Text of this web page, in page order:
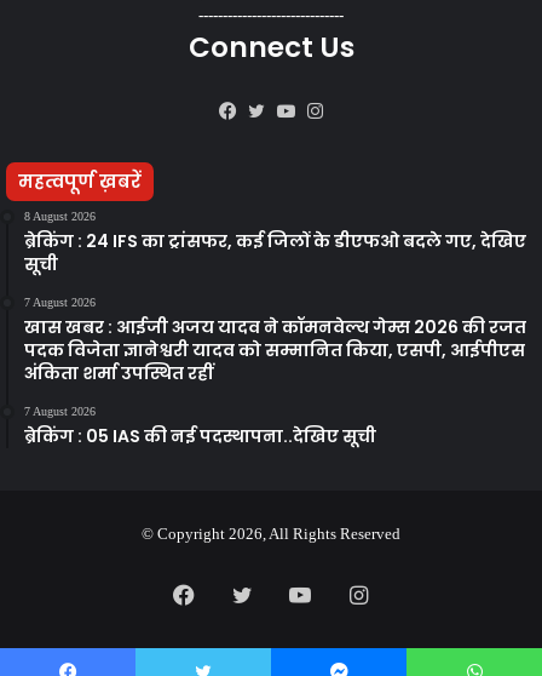
------------------------------
Connect Us
Facebook
TwitterYouTube
महत्वपूर्ण ख़बरें
8 August 2026
ब्रेकिंग : 24 IFS का ट्रांसफर, कई जिलों के डीएफओ बदले गए, देखिए
सूची
7 August 2026
खास खबर : आईजी अजय यादव ने कॉमनवेल्थ गेम्स 2026 की रजत
पदक विजेता ज्ञानेश्वरी यादव को सम्मानित किया, एसपी, आईपीएस
अंकिता शर्मा उपस्थित रहीं
7 August 2026
ब्रेकिंग : 05 IAS की नई पदस्थापना..देखिए सूची
© Copyright 2026, All Rights Reserved
FacebookTwitterYouTubeInstagram